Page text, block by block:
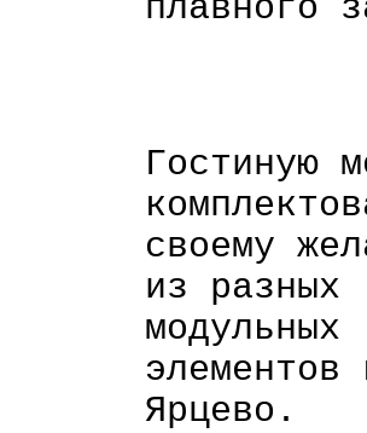
плавного
Гостиную
своему
из разных
модульных
элементов
Ярцево.